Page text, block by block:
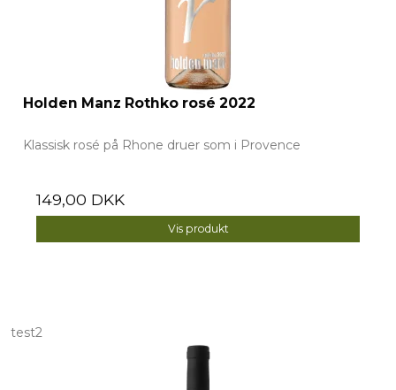
Holden Manz Rothko rosé 2022
Klassisk rosé på Rhone druer som i Provence
149,00 DKK
Vis produkt
test2